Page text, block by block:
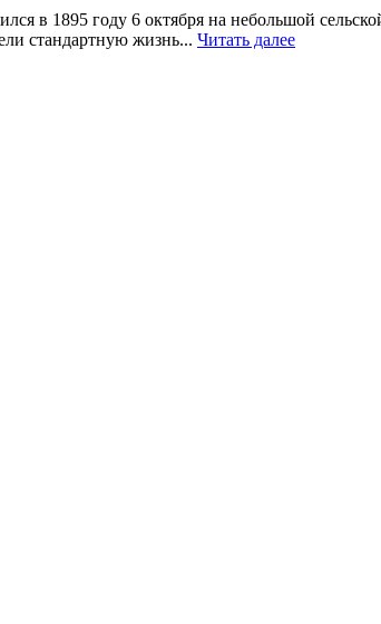
в 1895 году 6 октября на небольшой
стандартную жизнь... Читать далее